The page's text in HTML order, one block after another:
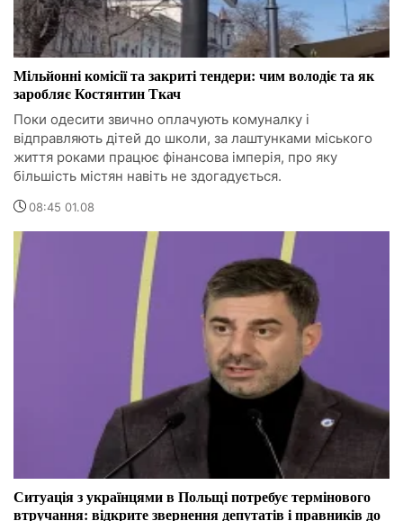
Мільйонні комісії та закриті тендери: чим володіє та як
заробляє Костянтин Ткач
Поки одесити звично оплачують комуналку і
відправляють дітей до школи, за лаштунками міського
життя роками працює фінансова імперія, про яку
більшість містян навіть не здогадується.
08:45 01.08
Ситуація з українцями в Польщі потребує термінового
втручання: відкрите звернення депутатів і правників до